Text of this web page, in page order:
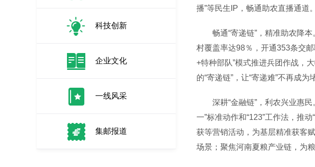
科技创新
企业文化
一线风采
集邮报道
播”等民生IP，畅通助农直播通道
畅通“寄递链”，精准助农降本
村覆盖率达98％，开通353条交
+特种部队”模式推进兵团作战，
的“寄递链”，让“寄递难”不再成为
深耕“金融链”，利农兴业惠民
一”标准动作和“123”工作法，推
获等营销活动，为基层精准获客
场景；聚焦河南夏粮产业链，为